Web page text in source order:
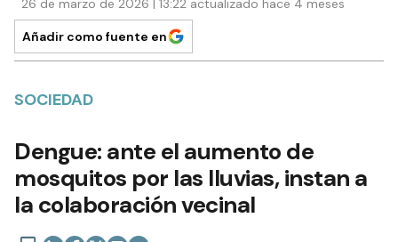
26 de marzo de 2026 | 13:22 actualizado hace 4 meses
Añadir como fuente en
SOCIEDAD
Dengue: ante el aumento de
mosquitos por las lluvias, instan a
la colaboración vecinal